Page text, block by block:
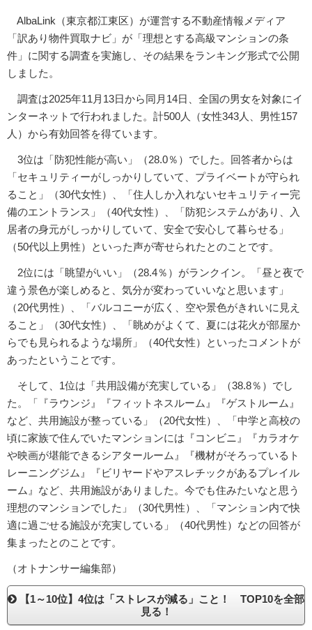
AlbaLink（東京都江東区）が運営する不動産情報メディア
「訳あり物件買取ナビ」が「理想とする高級マンションの条
件」に関する調査を実施し、その結果をランキング形式で公開
しました。
調査は2025年11月13日から同月14日、全国の男女を対象にイ
ンターネットで行われました。計500人（女性343人、男性157
人）から有効回答を得ています。
3位は「防犯性能が高い」（28.0％）でした。回答者からは
「セキュリティーがしっかりしていて、プライベートが守られ
ること」（30代女性）、「住人しか入れないセキュリティー完
備のエントランス」（40代女性）、「防犯システムがあり、入
居者の身元がしっかりしていて、安全で安心して暮らせる」
（50代以上男性）といった声が寄せられたとのことです。
2位には「眺望がいい」（28.4％）がランクイン。「昼と夜で
違う景色が楽しめると、気分が変わっていいなと思います」
（20代男性）、「バルコニーが広く、空や景色がきれいに見え
ること」（30代女性）、「眺めがよくて、夏には花火が部屋か
らでも見られるような場所」（40代女性）といったコメントが
あったということです。
そして、1位は「共用設備が充実している」（38.8％）でし
た。「『ラウンジ』『フィットネスルーム』『ゲストルーム』
など、共用施設が整っている」（20代女性）、「中学と高校の
頃に家族で住んでいたマンションには『コンビニ』『カラオケ
や映画が堪能できるシアタールーム』『機材がそろっているト
レーニングジム』『ビリヤードやアスレチックがあるプレイル
ーム』など、共用施設がありました。今でも住みたいなと思う
理想のマンションでした」（30代男性）、「マンション内で快
適に過ごせる施設が充実している」（40代男性）などの回答が
集まったとのことです。
（オトナンサー編集部）
【1～10位】4位は「ストレスが減る」こと！ TOP10を全部
見る！